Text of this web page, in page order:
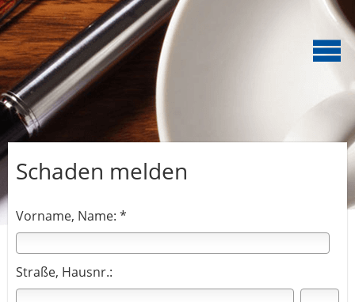
Schaden melden
Vorname, Name: *
Straße, Hausnr.: